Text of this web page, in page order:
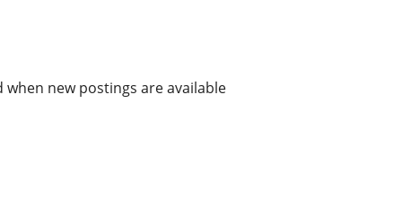
new postings are available